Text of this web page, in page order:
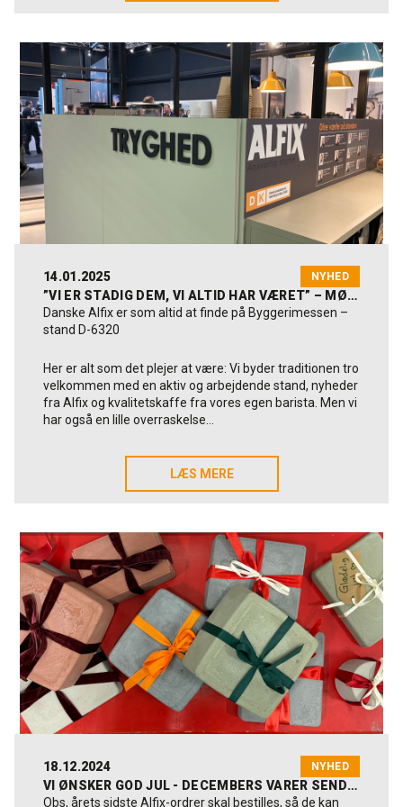
Tusind tak til alle jer kunder, leverandører og
samarbejdspartnere som i hverdagen støtter os som
dansk familieejet byggematerialeproducent.
Vi er stadig dem, vi altid har været.
Danske og med stort engagement i innovation og
ansvarlig transformation af vores produkter samt
forretning. På et robust fundament af en
verdensmålcertificering med
Bureau Veritas Denmark
Mød os i Team Alfix på stand nr. D-6320 på BYGGERI´25 i
Messe C - Fredericia. Det er fra d. 18-21
Læs mere om messen her:byggerimessen.dk
14.01.2025 NYHED
”VI ER STADIG DEM, VI ALTID HAR VÆRET” – MØD OS PÅ BYGGERI´25
Danske Alfix er som altid at finde på Byggerimessen –
stand D-6320
Her er alt som det plejer at være: Vi byder traditionen tro
velkommen med en aktiv og arbejdende stand, nyheder
fra Alfix og kvalitetskaffe fra vores egen barista. Men vi
har også en lille overraskelse…
Vi glæder os til at se jer - velmødt på Alfix standen på
Byggerimessen i Fredericia den 18. - 21. marts 2025.
LÆS MERE
LÆS MERE
18.12.2024 NYHED
VI ØNSKER GOD JUL - DECEMBERS VARER SENDES UD SENEST DEN 20. DECEMBER 2024
Obs, årets sidste Alfix-ordrer skal bestilles, så de kan